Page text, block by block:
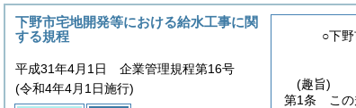
○下
(趣旨)
第1条
こ
下野市宅地開発等における給水工事に関
する規程
平成31年4月1日 企業管理規程第16号
(令和4年4月1日施行)